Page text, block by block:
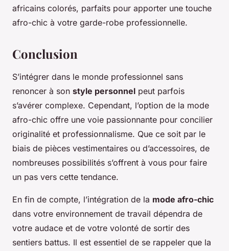
africains colorés, parfaits pour apporter une touche
afro-chic à votre garde-robe professionnelle.
Conclusion
S’intégrer dans le monde professionnel sans
renoncer à son style personnel peut parfois
s’avérer complexe. Cependant, l’option de la mode
afro-chic offre une voie passionnante pour concilier
originalité et professionnalisme. Que ce soit par le
biais de pièces vestimentaires ou d’accessoires, de
nombreuses possibilités s’offrent à vous pour faire
un pas vers cette tendance.
En fin de compte, l’intégration de la mode afro-chic
dans votre environnement de travail dépendra de
votre audace et de votre volonté de sortir des
sentiers battus. Il est essentiel de se rappeler que la